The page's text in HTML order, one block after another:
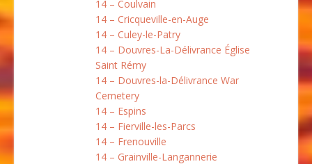
14 – Coulvain
14 – Cricqueville-en-Auge
14 – Culey-le-Patry
14 – Douvres-La-Délivrance Église
Saint Rémy
14 – Douvres-la-Délivrance War
Cemetery
14 – Espins
14 – Fierville-les-Parcs
14 – Frenouville
14 – Grainville-Langannerie